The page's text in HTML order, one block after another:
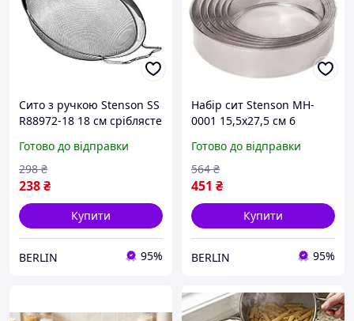
Сито з ручкою Stenson SS
R88972-18 18 см сріблясте
Готово до відправки
238₴
298 ₴
Купити
BERLIN 95%
Набір сит Stenson MH-
0001 15,5х27,5 см 6
Готово до відправки
451 ₴
564 ₴
Купити
BERLIN 95%